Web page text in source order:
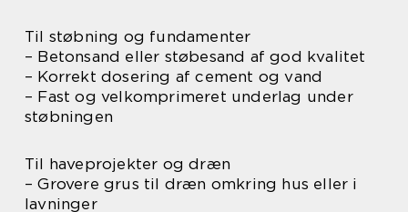
Til støbning og fundamenter
– Betonsand eller støbesand af god kvalitet
– Korrekt dosering af cement og vand
– Fast og velkomprimeret underlag under
støbningen
Til haveprojekter og dræn
– Grovere grus til dræn omkring hus eller i
lavninger